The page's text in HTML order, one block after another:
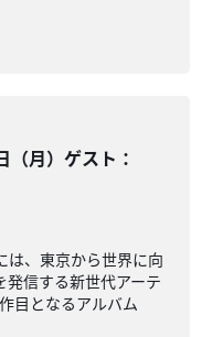
（月）ゲスト：
は、東京から世界に向
発信する新世代アーテ
目となるアルバム